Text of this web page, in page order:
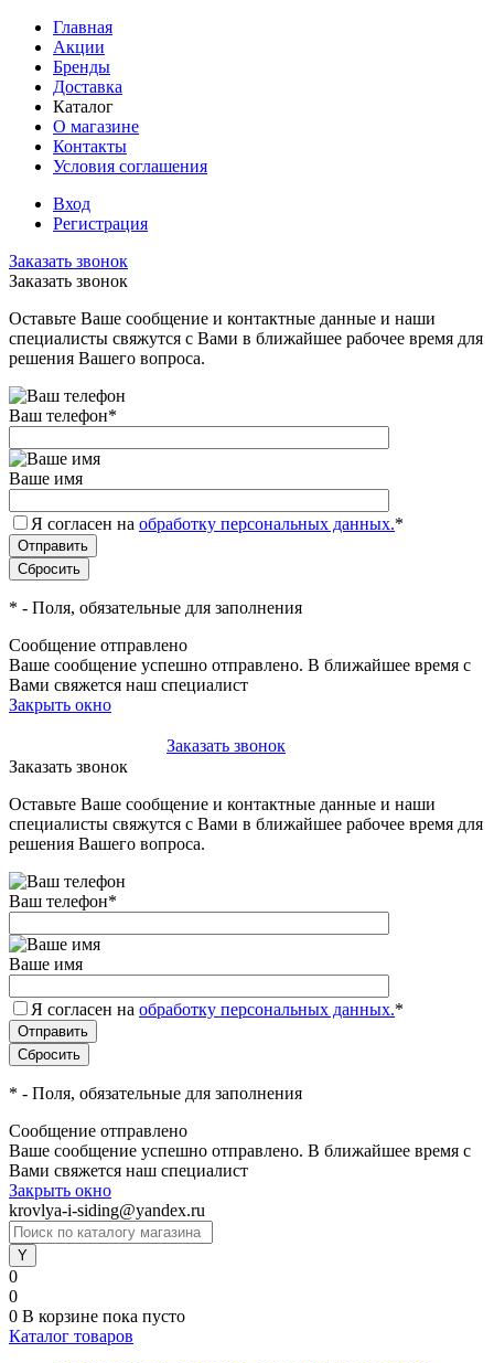
Главная
Акции
Бренды
Доставка
Каталог
О магазине
Контакты
Условия соглашения
Вход
Регистрация
Заказать звонок
Заказать звонок
Оставьте Ваше сообщение и контактные данные и наши
специалисты свяжутся с Вами в ближайшее рабочее время для
решения Вашего вопроса.
Ваш телефон*
Ваше имя
Я согласен на обработку персональных данных.*
* - Поля, обязательные для заполнения
Сообщение отправлено
Ваше сообщение успешно отправлено. В ближайшее время с
Вами свяжется наш специалист
Закрыть окно
Заказать звонок
Заказать звонок
Оставьте Ваше сообщение и контактные данные и наши
специалисты свяжутся с Вами в ближайшее рабочее время для
решения Вашего вопроса.
Ваш телефон*
Ваше имя
Я согласен на обработку персональных данных.*
* - Поля, обязательные для заполнения
Сообщение отправлено
Ваше сообщение успешно отправлено. В ближайшее время с
Вами свяжется наш специалист
Закрыть окно
krovlya-i-siding@yandex.ru
0
0
0 В корзине пока пусто
Каталог товаров